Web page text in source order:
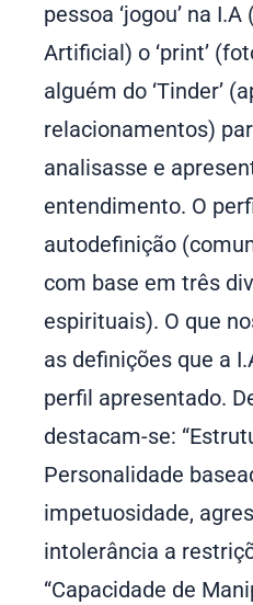
pessoa ‘jogou’ na
Artificial) o ‘print’
alguém do ‘Tinder’
relacionamentos)
analisasse e
entendimento. O
autodefinição
com base em três
espirituais). O que
as definições que a
perfil apresentado.
destacam-se:
Personalidade
impetuosidade,
intolerância a
“Capacidade de